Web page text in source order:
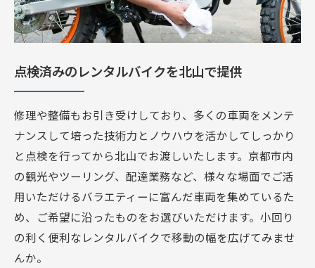
点検済みのレンタルバイクを北山で提供
修理や整備もお引き受けしており、多くの車両をメンテ
ナンスして培った技術力とノウハウを活かしてしっかり
と点検を行ってから北山でお渡しいたします。京都市内
の観光やツーリング、配達業務など、様々な場面でご活
用いただけるバラエティーに富んだ車両を集めているた
め、ご希望に沿ったものをお選びいただけます。小回り
の利く便利なレンタルバイクで移動の幅を広げてみませ
んか。